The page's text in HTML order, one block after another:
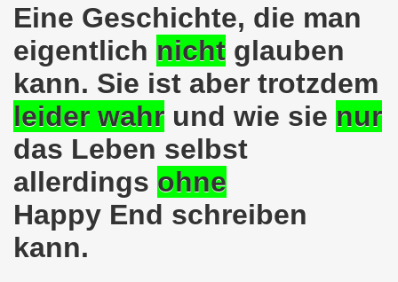
Eine Geschichte, die man
eigentlich nicht glauben
kann. Sie ist aber trotzdem
leider wahr und wie sie nur
das Leben selbst
allerdings ohne
Happy End schreiben
kann.
Bewegung am 14.10.2019 mit klarer Haltung gegen
protestiert und demonstriert am 14.10.2019:
auf der 16. bundesweiten Herbstdemo-
Herbstdemonstration am 03. Oktober 2019 in
am 03. Oktober 2019 in Erfurt
Bewegung am 09.09.2019 erklärt Dietrich Keil aus